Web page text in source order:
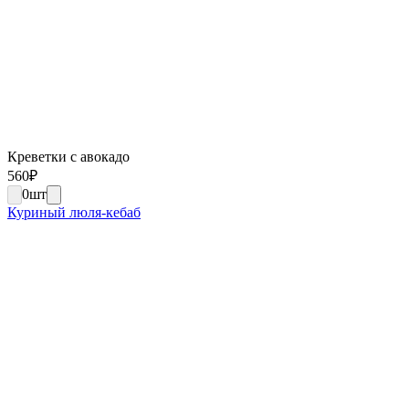
Креветки с авокадо
560₽
0шт
Куриный люля-кебаб